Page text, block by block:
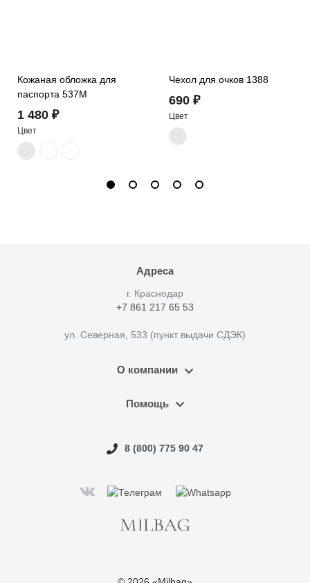
Кожаная обложка для
паспорта 537M
1 480 ₽
Цвет
Чехол для очков 1388
690 ₽
Цвет
Адреса
г. Краснодар
+7 861 217 65 53
ул. Северная, 533 (пункт выдачи СДЭК)
О компании
Помощь
8 (800) 775 90 47